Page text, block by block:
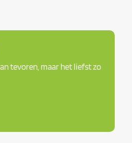
tevoren, maar het liefst zo